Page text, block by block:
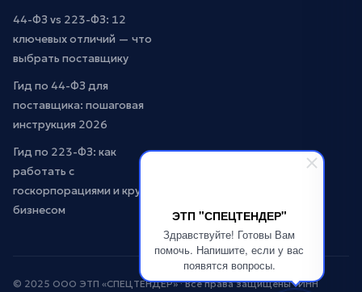
ЭТП "СПЕЦТЕНДЕР"
Здравствуйте! Готовы Вам
помочь. Напишите, если у вас
появятся вопросы.
44-ФЗ vs 223-ФЗ: 12
ключевых отличий — что
выбрать поставщику
Гид по 44-ФЗ для
поставщика: пошаговая
инструкция 2026
Гид по 223-ФЗ: как
работать с
госкорпорациями и крупным
бизнесом
© 2025 ООО ЭТП «СПЕЦТЕНДЕР» · Все права защищены · ИНН